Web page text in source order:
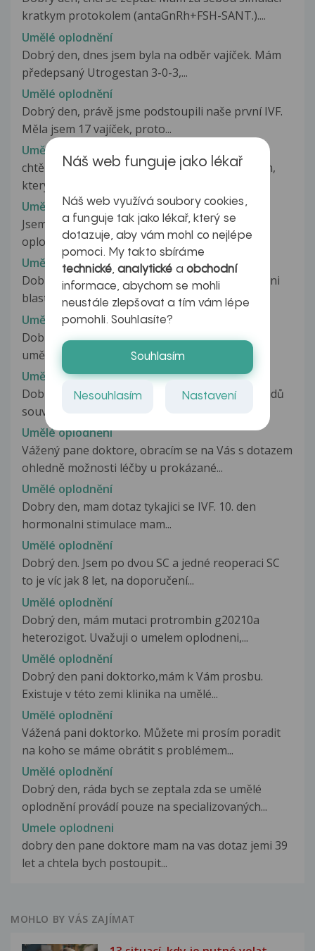
kratkym protokolem (antaGnRh+FSH-SANT.)....
Umělé oplodnění
Dobrý den, dnes jsem byla na odběr vajíček. Mám
předepsaný Utrogestan 3-0-3,...
Umělé oplodnění
Dobrý den, právě jsme podstoupili naše první IVF.
Měla jsem 17 vajíček, proto...
Umělé oplodnění
chtěla bych si domluvit nějaký termín, s lékarem,
který provádí umělé oplodnění....
Umělé oplodnění
Jsem po prvním neúspěšném pokusu umělého
oplodnění (ET), vajíčko se neujalo....
Umělé oplodnění
Dobry den pane doktore.jsem po ket.7,02.5 denni
blastocista.krevni test byl...
Umělé oplodnění
Dobrý den chci se zeptat ráda bych se nechala
uměle oplodnit,mam stálého přítele...
Umělé oplodnění
Dobrý den. Nemáte zkušenost s úhradou nákladů
související s IVF od zdravotní...
Umělé oplodnění
Vážený pane doktore, obracím se na Vás s dotazem
ohledně možnosti léčby u prokázané...
Umělé oplodnění
Dobry den, mam dotaz tykajici se IVF. 10. den
hormonalni stimulace mam...
Umělé oplodnění
Dobrý den. Jsem po dvou SC a jedné reoperaci SC
to je víc jak 8 let, na doporučení...
Umělé oplodnění
Dobrý den, mám mutaci protrombin g20210a
heterozigot. Uvažuji o umelem oplodneni,...
Umělé oplodnění
Dobrý den pani doktorko,mám k Vám prosbu.
Existuje v této zemi klinika na umělé...
Umělé oplodnění
Vážená pani doktorko. Můžete mi prosím poradit
na koho se máme obrátit s problémem...
Umělé oplodnění
Dobrý den, ráda bych se zeptala zda se umělé
oplodnění provádí pouze na specializovaných...
Umele oplodneni
dobry den pane doktore mam na vas dotaz jemi 39
let a chtela bych postoupit...
MOHLO BY VÁS ZAJÍMAT
Náš web funguje jako lékař
Náš web využívá soubory cookies,
a funguje tak jako lékař, který se
dotazuje, aby vám mohl co nejlépe
pomoci. My takto sbíráme
technické,analytické a obchodní
informace, abychom se mohli
neustále zlepšovat a tím vám lépe
pomohli. Souhlasíte?
Souhlasím
Nesouhlasím Nastavení